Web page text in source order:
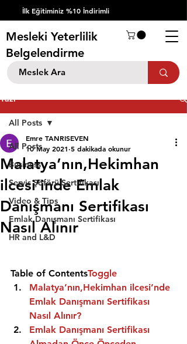
İlk Eğitiminiz %10 İndirimli
Mesleki Yeterlilik
Belgelendirme
Yazı
All Posts
Business
Servis Şöförü Sertifikası
Video & Tips
Emlak Danışmanı Sertifikası
HR and L&D
All Posts
Malatya’nın,Hekimhan
ilcesi’inde Emlak
Danışmanı Sertifikası
Nasıl Alınır
Emre TANRISEVEN
10 May 2021 5 dakikada okunur
Table of ContentsToggle
Malatya’nın,Hekimhan ilcesi’nde
Emlak Danışmanı Sertifikası
Nasıl Alınır?
Emlak Danışmanı Sertifikası